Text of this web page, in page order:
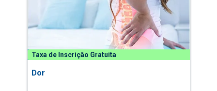
Taxa de Inscrição Gratuita
Dor